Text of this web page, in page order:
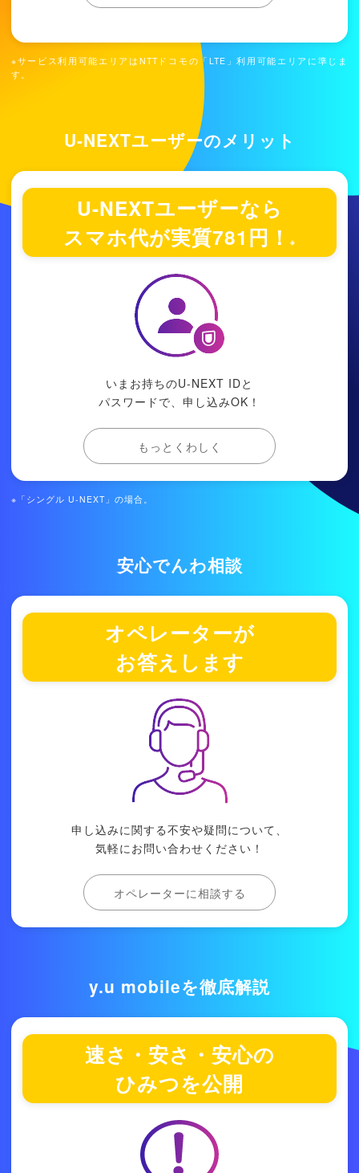
※サービス利用可能エリアはNTTドコモの「LTE」利用可能エリアに準じま
す。
U-NEXTユーザーのメリット
U-NEXTユーザーなら
スマホ代が実質781円！ ※
いまお持ちのU-NEXT IDと
パスワードで、申し込みOK！
もっとくわしく
※「 シングル U-NEXT 」の場合。
安心でんわ相談
オペレーターが
お答えします
申し込みに関する不安や疑問について、
気軽にお問い合わせください！
オペレーターに相談する
y.u mobileを徹底解説
速さ・安さ・安心の
ひみつを公開